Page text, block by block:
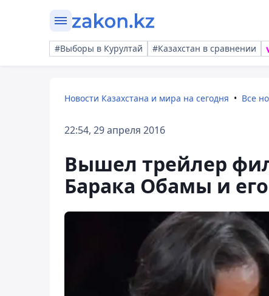
#Выборы в Курултай #Казахстан в сравнении
Новости Казахстана и мира на сегодня Все
22:54, 29 апреля 2016
Вышел трейлер
Барака Обамы и